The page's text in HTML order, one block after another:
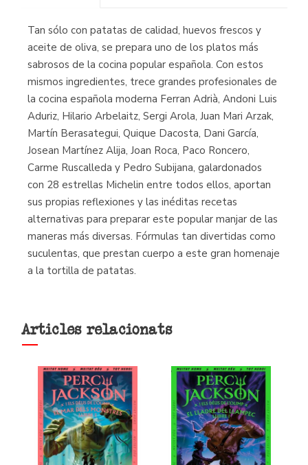
Tan sólo con patatas de calidad, huevos frescos y
aceite de oliva, se prepara uno de los platos más
sabrosos de la cocina popular española. Con estos
mismos ingredientes, trece grandes profesionales de
la cocina española moderna Ferran Adrià, Andoni Luis
Aduriz, Hilario Arbelaitz, Sergi Arola, Juan Mari Arzak,
Martín Berasategui, Quique Dacosta, Dani García,
Josean Martínez Alija, Joan Roca, Paco Roncero,
Carme Ruscalleda y Pedro Subijana, galardonados
con 28 estrellas Michelin entre todos ellos, aportan
sus propias reflexiones y las inéditas recetas
alternativas para preparar este popular manjar de las
maneras más diversas. Fórmulas tan divertidas como
suculentas, que prestan cuerpo a este gran homenaje
a la tortilla de patatas.
Articles relacionats